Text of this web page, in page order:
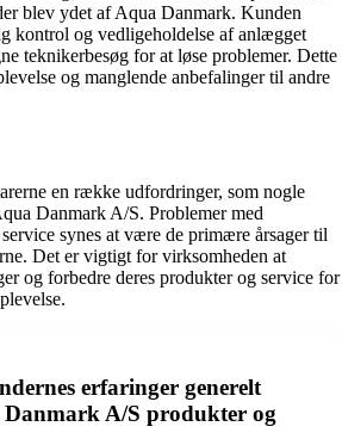
blev ydet af Aqua Danmark. Kunden
kontrol og vedligeholdelse af anlægget
teknikerbesøg for at løse problemer. Dette
og manglende anbefalinger til andre
en række udfordringer, som nogle
Danmark A/S. Problemer med
synes at være de primære årsager til
Det er vigtigt for virksomheden at
og forbedre deres produkter og service for
erfaringer generelt
A/S produkter og